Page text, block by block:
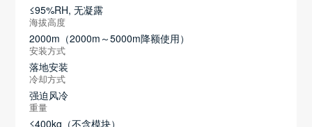
≤95%RH, 无凝露
海拔高度
2000m（2000m～5000m降额使用）
安装方式
落地安装
冷却方式
强迫风冷
重量
≤400kg（不含模块）